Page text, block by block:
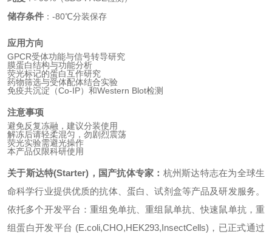
储存条件 ：-80℃分装保存
应用方向
GPCR受体功能与信号转导研究
膜蛋白结构与功能分析
荧光标记的蛋白互作研究
药物筛选与受体配体结合实验
免疫共沉淀（Co-IP）和Western Blot检测
注意事项
避免反复冻融，建议分装使用
解冻后请轻柔混匀，勿剧烈震荡
荧光实验需避光操作
本产品仅限科研使用
关于斯达特(Starter)，国产抗体专家： 杭州斯达特志在为全球生
命科学行业提供优质的抗体、蛋白、试剂盒等产品及研发服务。
依托多个开发平台：重组免单抗、重组鼠单抗、快速鼠单抗，重
组蛋白开发平台 (E.coli,CHO,HEK293,InsectCells)，已正式通过